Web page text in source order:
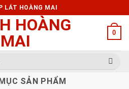
LÁT HOÀNG MAI
0
SẢN PHẨM